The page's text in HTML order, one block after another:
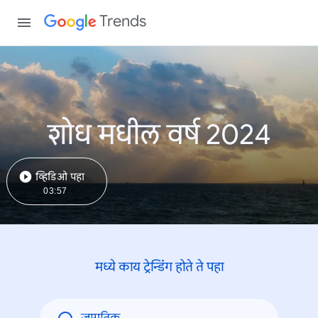
Trends
शोध मधील वर्ष 2024
व्हिडिओ पहा
03:57
मध्ये काय ट्रेन्डिंंग होते ते पहा